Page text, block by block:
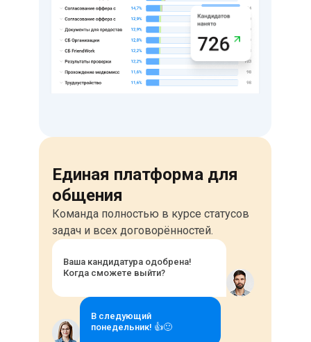
Единая платформа для
общения
Команда полностью в курсе статусов
задач и всех договорённостей.
Ваша кандидатура одобрена!
Когда сможете выйти?
В следующий
понедельник! 👍🙂